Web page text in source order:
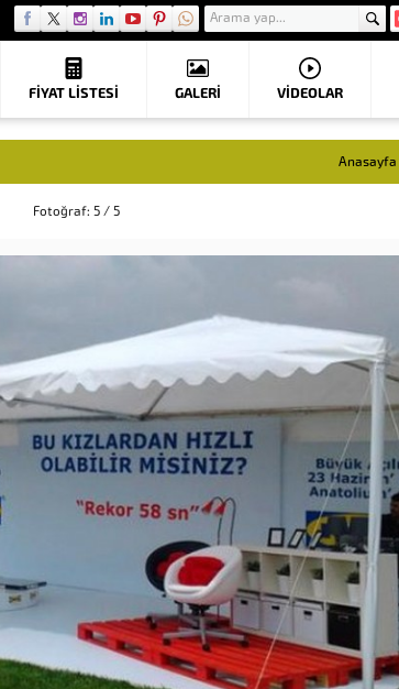
FIYAT LISTESI GALERİ VIDEOLAR
Anasayfa
Fotoğraf: 5 / 5